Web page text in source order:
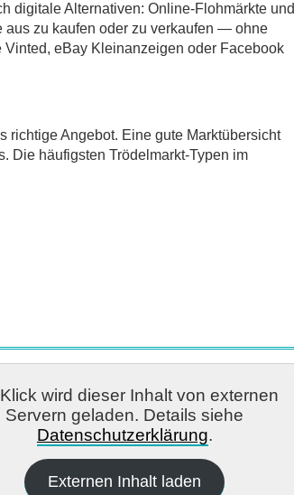
digitale Alternativen: Online-Flohmärkte und
aus zu kaufen oder zu verkaufen — ohne
eBay Kleinanzeigen oder Facebook
Angebot. Eine gute Marktübersicht
Die häufigsten Trödelmarkt-Typen im
wird dieser Inhalt von externen
Servern geladen. Details siehe
Datenschutzerklärung.
Externen Inhalt laden